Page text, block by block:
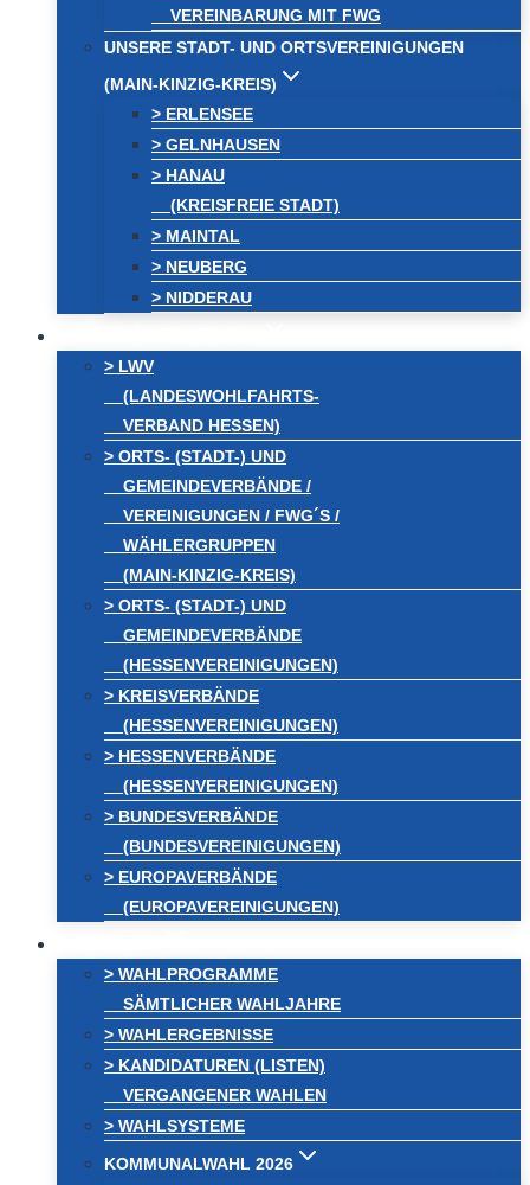
VEREINBARUNG MIT FWG
UNSERE STADT- UND ORTSVEREINIGUNGEN
(MAIN-KINZIG-KREIS)
> ERLENSEE
> GELNHAUSEN
> HANAU
(KREISFREIE STADT)
> MAINTAL
> NEUBERG
> NIDDERAU
> LWV
(LANDESWOHLFAHRTS-
VERBAND HESSEN)
> ORTS- (STADT-) UND
GEMEINDEVERBÄNDE /
VEREINIGUNGEN / FWG´S /
WÄHLERGRUPPEN
(MAIN-KINZIG-KREIS)
> ORTS- (STADT-) UND
GEMEINDEVERBÄNDE
(HESSENVEREINIGUNGEN)
> KREISVERBÄNDE
(HESSENVEREINIGUNGEN)
> HESSENVERBÄNDE
(HESSENVEREINIGUNGEN)
> BUNDESVERBÄNDE
(BUNDESVEREINIGUNGEN)
> EUROPAVERBÄNDE
(EUROPAVEREINIGUNGEN)
> WAHLPROGRAMME
SÄMTLICHER WAHLJAHRE
> WAHLERGEBNISSE
> KANDIDATUREN (LISTEN)
VERGANGENER WAHLEN
> WAHLSYSTEME
KOMMUNALWAHL 2026